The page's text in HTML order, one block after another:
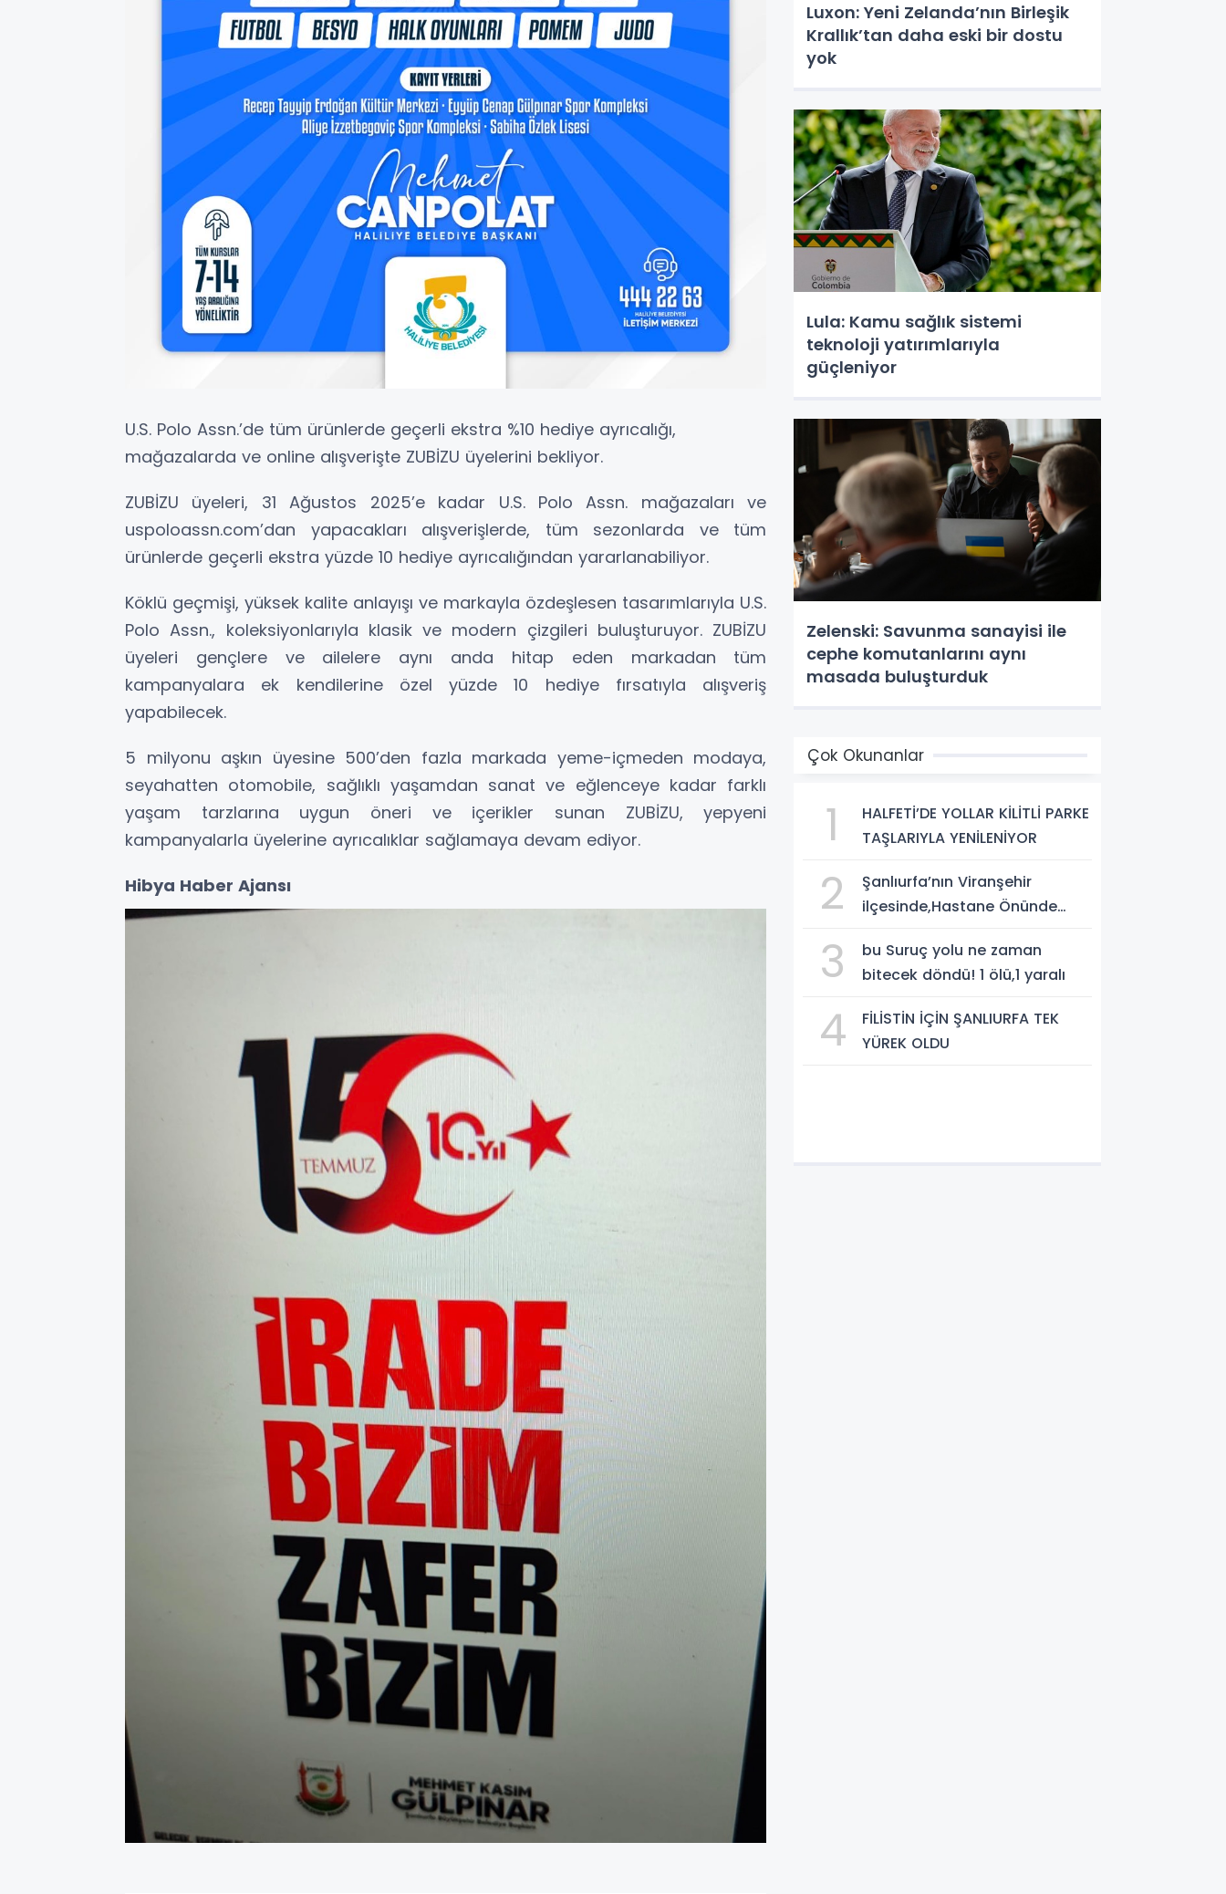
U.S. Polo Assn.’de tüm ürünlerde geçerli ekstra %10 hediye ayrıcalığı,
mağazalarda ve online alışverişte ZUBİZU üyelerini bekliyor.
ZUBİZU üyeleri, 31 Ağustos 2025’e kadar U.S. Polo Assn. mağazaları ve
uspoloassn.com’dan yapacakları alışverişlerde, tüm sezonlarda ve tüm
ürünlerde geçerli ekstra yüzde 10 hediye ayrıcalığından yararlanabiliyor.
Köklü geçmişi, yüksek kalite anlayışı ve markayla özdeşlesen tasarımlarıyla U.S.
Polo Assn., koleksiyonlarıyla klasik ve modern çizgileri buluşturuyor. ZUBİZU
üyeleri gençlere ve ailelere aynı anda hitap eden markadan tüm
kampanyalara ek kendilerine özel yüzde 10 hediye fırsatıyla alışveriş
yapabilecek.
5 milyonu aşkın üyesine 500’den fazla markada yeme-içmeden modaya,
seyahatten otomobile, sağlıklı yaşamdan sanat ve eğlenceye kadar farklı
yaşam tarzlarına uygun öneri ve içerikler sunan ZUBİZU, yepyeni
kampanyalarla üyelerine ayrıcalıklar sağlamaya devam ediyor.
Hibya Haber Ajansı
Luxon: Yeni Zelanda’nın Birleşik
Krallık’tan daha eski bir dostu
yok
Lula: Kamu sağlık sistemi
teknoloji yatırımlarıyla
güçleniyor
Zelenski: Savunma sanayisi ile
cephe komutanlarını aynı
masada buluşturduk
Çok Okunanlar
1
HALFETİ’DE YOLLAR KİLİTLİ PARKE
TAŞLARIYLA YENİLENİYOR
2
Şanlıurfa’nın Viranşehir
ilçesinde,Hastane Önünde
3
bu Suruç yolu ne zaman
bitecek döndü! 1 ölü,1 yaralı
4
FİLİSTİN İÇİN ŞANLIURFA TEK
YÜREK OLDU